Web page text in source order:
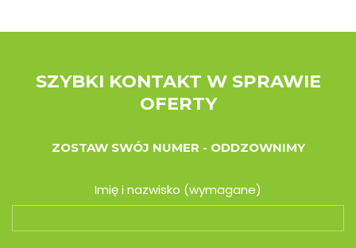
SZYBKI KONTAKT W SPRAWIE
OFERTY
ZOSTAW SWÓJ NUMER - ODDZOWNIMY
Imię i nazwisko (wymagane)